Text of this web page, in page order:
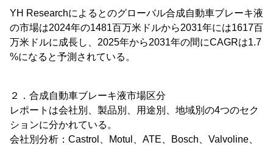
YH Researchによるとのグローバル合成自動車ブレーキ液
の市場は2024年の1481百万米ドルから2031年には1617百
万米ドルに成長し、2025年から2031年の間にCAGRは1.7
%になると予測されている。
２．合成自動車ブレーキ液市場区分
レポートは会社別、製品別、用途別、地域別の4つのセク
ションに分かれている。
会社別分析：Castrol、Motul、ATE、Bosch、Valvoline、